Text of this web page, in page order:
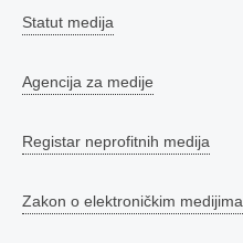
Statut medija
Agencija za medije
Registar neprofitnih medija
Zakon o elektroničkim medijima